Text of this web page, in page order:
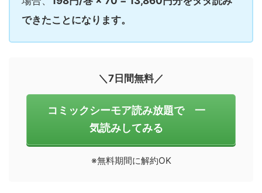
できたことになります。
＼7日間無料／
コミックシーモア読み放題で 一
気読みしてみる
※無料期間に解約OK